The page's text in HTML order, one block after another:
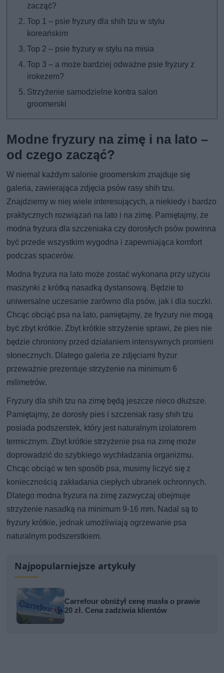
zacząć?
Top 1 – psie fryzury dla shih tzu w stylu
koreańskim
Top 2 – psie fryzury w stylu na misia
Top 3 – a może bardziej odważne psie fryzury z
irokezem?
Strzyżenie samodzielne kontra salon
groomerski
Modne fryzury na zimę i na lato –
od czego zacząć?
W niemal każdym salonie groomerskim znajduje się
galeria, zawierająca zdjęcia psów rasy shih tzu.
Znajdziemy w niej wiele interesujących, a niekiedy i bardzo
praktycznych rozwiązań na lato i na zimę. Pamiętajmy, że
modna fryzura dla szczeniaka czy dorosłych psów powinna
być przede wszystkim wygodna i zapewniająca komfort
podczas spacerów.
Modna fryzura na lato może zostać wykonana przy użyciu
maszynki z krótką nasadką dystansową. Będzie to
uniwersalne uczesanie zarówno dla psów, jak i dla suczki.
Chcąc obciąć psa na lato, pamiętajmy, że fryzury nie mogą
być zbyt krótkie. Zbyt krótkie strzyżenie sprawi, że pies nie
będzie chroniony przed działaniem intensywnych promieni
słonecznych. Dlatego galeria ze zdjęciami fryzur
przeważnie prezentuje strzyżenie na minimum 6
milimetrów.
Fryzury dla shih tzu na zimę będą jeszcze nieco dłuższe.
Pamiętajmy, że dorosły pies i szczeniak rasy shih tzu
posiada podszerstek, który jest naturalnym izolatorem
termicznym. Zbyt krótkie strzyżenie psa na zimę może
doprowadzić do szybkiego wychładzania organizmu.
Chcąc obciąć w ten sposób psa, musimy liczyć się z
koniecznością zakładania ciepłych ubranek ochronnych.
Dlatego modna fryzura na zimę zazwyczaj obejmuje
strzyżenie nasadką na minimum 9-16 mm. Nadal są to
fryzury krótkie, jednak umożliwiają ogrzewanie psa
naturalnym podszerstkiem.
Najpopularniejsze artykuły
Carrefour obniżył cenę masła o prawie
20 zł. Cena zadziwia klientów